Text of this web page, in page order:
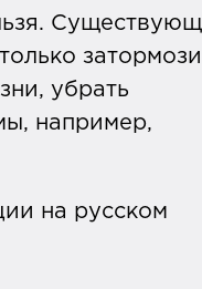
только
убрать
например,
на русском